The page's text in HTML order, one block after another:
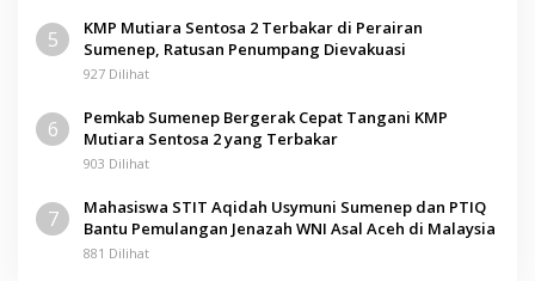
5
KMP Mutiara Sentosa 2 Terbakar di Perairan
Sumenep, Ratusan Penumpang Dievakuasi
927 Dilihat
6
Pemkab Sumenep Bergerak Cepat Tangani KMP
Mutiara Sentosa 2 yang Terbakar
903 Dilihat
7
Mahasiswa STIT Aqidah Usymuni Sumenep dan PTIQ
Bantu Pemulangan Jenazah WNI Asal Aceh di Malaysia
881 Dilihat